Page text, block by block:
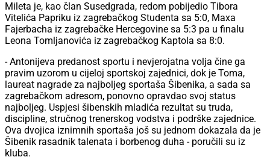
Mileta je, kao član Susedgrada, redom pobijedio Tibora
Vitelića Papriku iz zagrebačkog Studenta sa 5:0, Maxa
Fajerbacha iz zagrebačke Hercegovine sa 5:3 pa u finalu
Leona Tomljanovića iz zagrebačkog Kaptola sa 8:0.
- Antonijeva predanost sportu i nevjerojatna volja čine ga
pravim uzorom u cijeloj sportskoj zajednici, dok je Toma,
laureat nagrade za najboljeg sportaša Šibenika, a sada sa
zagrebačkom adresom, ponovno opravdao svoj status
najboljeg. Uspjesi šibenskih mladića rezultat su truda,
discipline, stručnog trenerskog vodstva i podrške zajednice.
Ova dvojica iznimnih sportaša još su jednom dokazala da je
Šibenik rasadnik talenata i borbenog duha - poručili su iz
kluba.